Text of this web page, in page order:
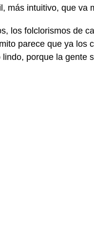
más intuitivo, que va
los folclorismos de
parece que ya los
porque la gente